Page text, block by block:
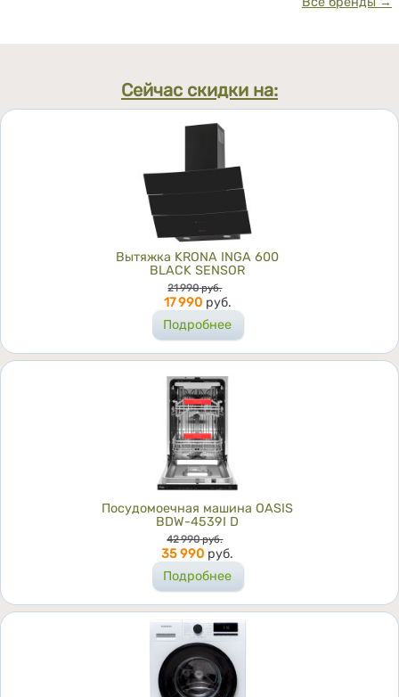
Сейчас скидки на:
Вытяжка KRONA INGA 600
BLACK SENSOR
Цена
21 990 руб.
17 990 руб.
Подробнее
Посудомоечная машина OASIS
BDW-4539I D
Цена
42 990 руб.
35 990 руб.
Подробнее